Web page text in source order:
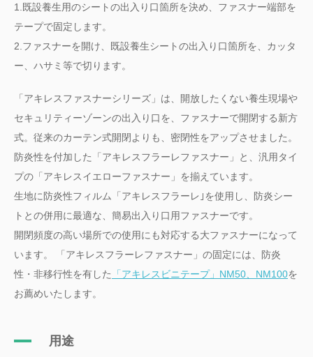
1.既設養生用のシートの出入り口箇所を決め、ファスナー端部を
テープで固定します。
2.ファスナーを開け、既設養生シートの出入り口箇所を、カッタ
ー、ハサミ等で切ります。
「アキレスファスナーシリーズ」は、開放したくない養生現場や
セキュリティーゾーンの出入り口を、ファスナーで開閉する新方
式。従来のカーテン式開閉よりも、密閉性をアップさせました。
防炎性を付加した「アキレスフラーレファスナー」と、汎用タイ
プの「アキレスイエローファスナー」を揃えています。
生地に防炎性フィルム「アキレスフラーレ｣を使用し、防炎シー
トとの併用に最適な、簡易出入り口用ファスナーです。
開閉頻度の高い場所での使用にも対応する大ファスナーになって
います。 「アキレスフラーレファスナー」の固定には、防炎
性・非移行性を有した
「アキレスビニテープ」NM50、NM100を
お薦めいたします。
用途